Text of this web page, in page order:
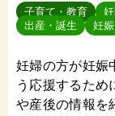
子育て・教育
出産・誕生
妊娠
妊婦の方が妊娠
う応援するため
や産後の情報を